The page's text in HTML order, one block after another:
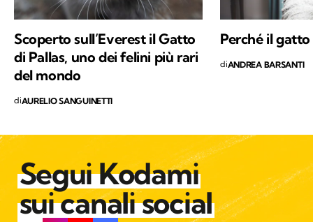
speranza di sensibilizzare alla tutela di ogni
Scoperto sull’Everest il Gatto
di Pallas, uno dei felini più rari
del mondo
diAURELIO SANGUINETTI
Perché il
diANDREA BARSANTI
Segui Kodami
sui canali social